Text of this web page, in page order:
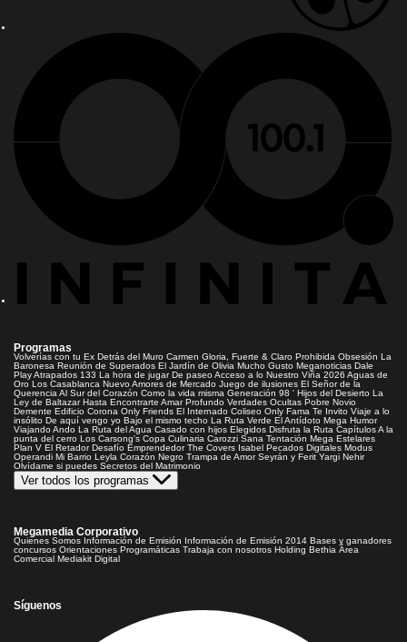
Programas
Volverías con tu Ex Detrás del Muro Carmen Gloria, Fuerte & Claro Prohibida Obsesión La
Baronesa Reunión de Superados El Jardín de Olivia Mucho Gusto Meganoticias Dale
PlayAtrapados 133 La hora de jugar De paseoAcceso a lo Nuestro Viña 2026 Aguas de
Oro Los Casablanca Nuevo Amores de Mercado Juego de ilusiones El Señor de la
Querencia Al Sur del Corazón Como la vida misma Generación 98 ' Hijos del Desierto La
Ley de Baltazar Hasta Encontrarte Amar Profundo Verdades Ocultas Pobre Novio
Demente Edificio Corona Only Friends El Internado Coliseo Only Fama Te Invito Viaje a lo
insólito De aquí vengo yo Bajo el mismo techo La Ruta Verde El Antídoto Mega Humor
Viajando Ando La Ruta del Agua Casado con hijos Elegidos Disfruta la Ruta CapítulosA la
punta del cerro Los Carsong's Copa Culinaria Carozzi Sana Tentación Mega Estelares
Plan V El Retador Desafío Emprendedor The Covers Isabel Pecados Digitales Modus
Operandi Mi Barrio Leyla Corazón Negro Trampa de Amor Seyrán y Ferit Yargi Nehir
Olvídame si puedes Secretos del Matrimonio
Ver todos los programas
Megamedia Corporativo
Quienes Somos Información de Emisión Información de Emisión 2014 Bases y ganadores
concursos Orientaciones Programáticas Trabaja con nosotros Holding Bethia Área
Comercial Mediakit Digital
Síguenos